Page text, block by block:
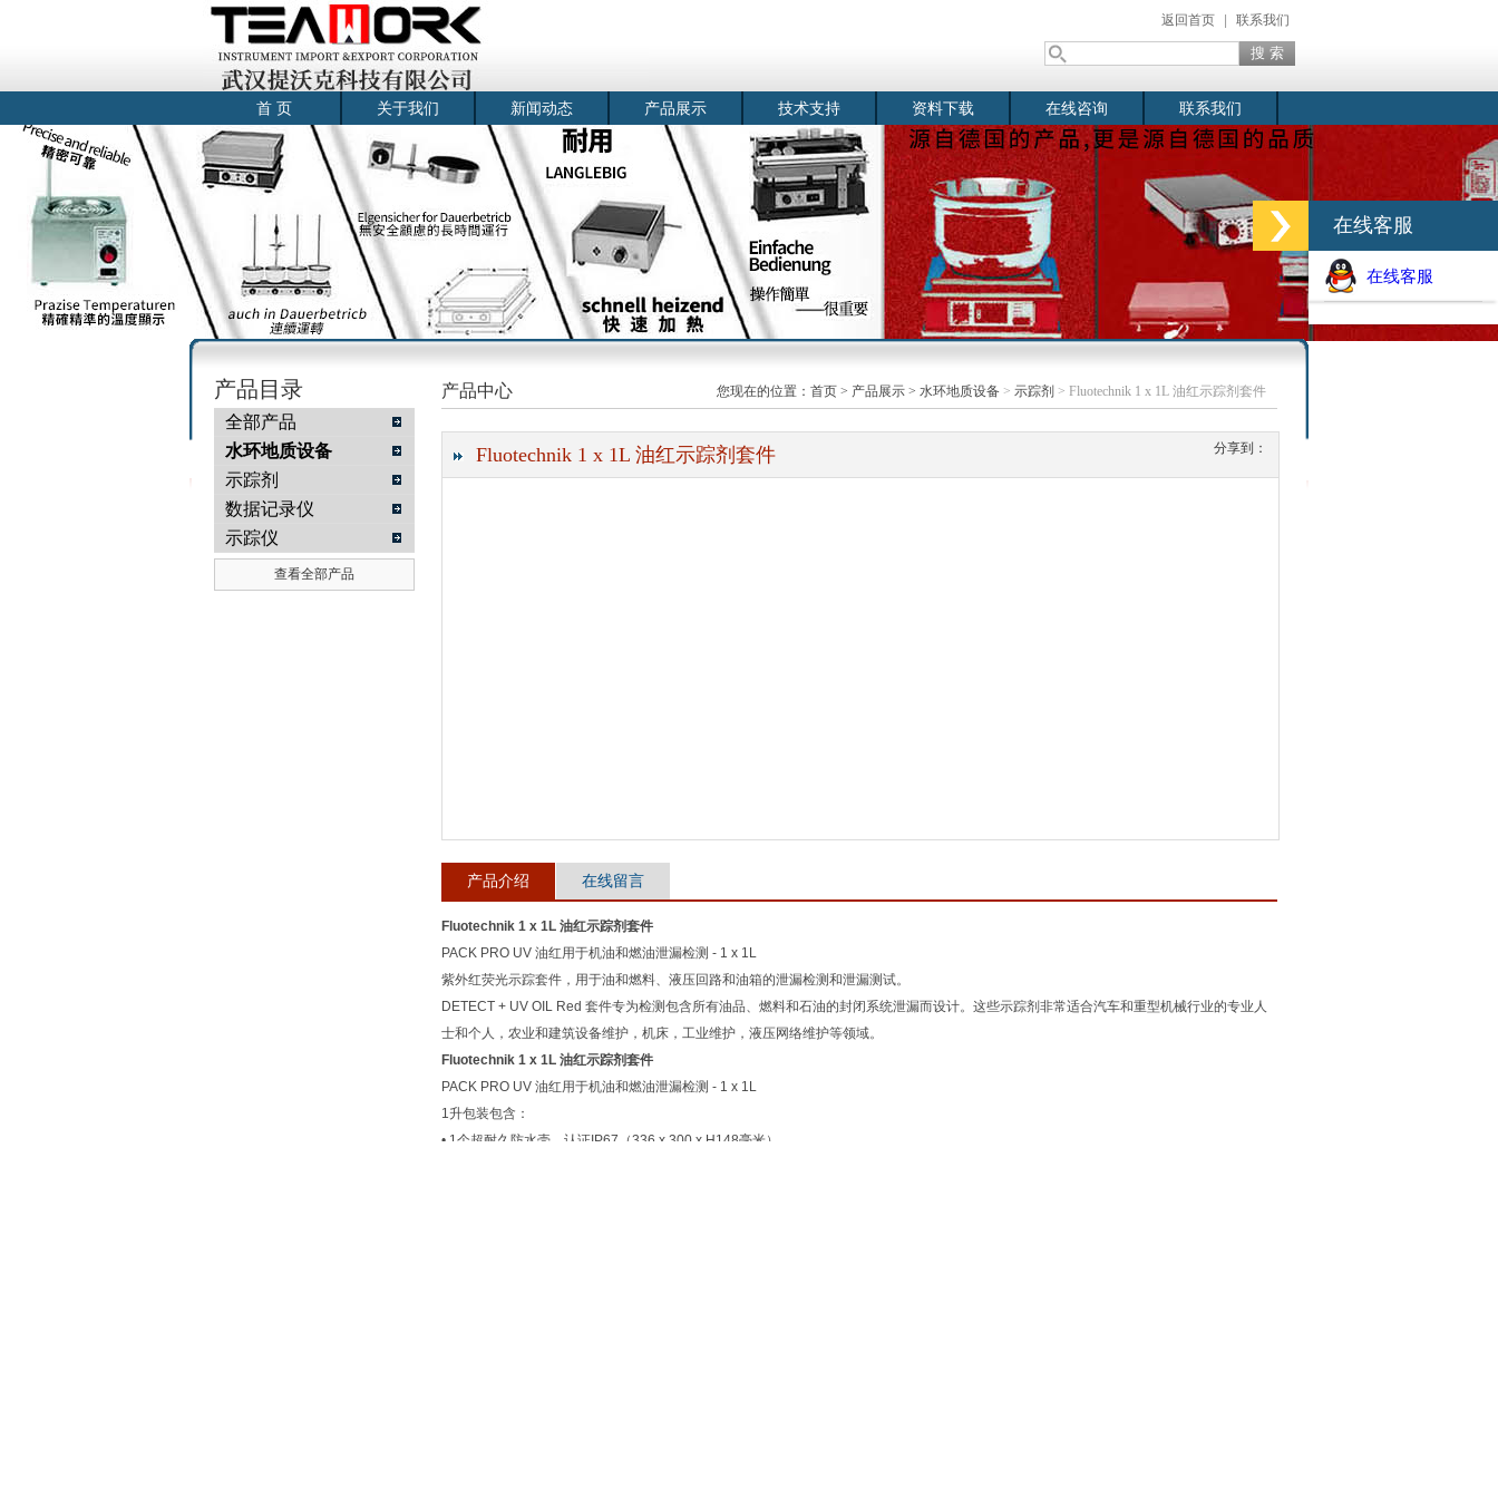
武汉提沃克科技有限公司
返回首页 联系我们
首 页 关于我们 新闻动态 产品展示 技术支持 资料下载 在线咨询 联系我们
产品目录
全部产品
水环地质设备
示踪剂
数据记录仪
示踪仪
查看全部产品
产品中心 您现在的位置： 首页 > 产品展示 > 水环地质设备 > 示踪剂 > Fluotechnik 1 x 1L 油红示踪剂套件
Fluotechnik 1 x 1L 油红示踪剂套件 分享到：
产品介绍 在线留言
Fluotechnik 1 x 1L 油红示踪剂套件
PACK PRO UV 油红用于机油和燃油泄漏检测 - 1 x 1L
紫外红荧光示踪套件，用于油和燃料、液压回路和油箱的泄漏检测和泄漏测试。
DETECT + UV OIL Red 套件专为检测包含所有油品、燃料和石油的封闭系统泄漏而设计。这些示踪剂非常适合汽车和重型机械行业的专业人
士和个人，农业和建筑设备维护，机床，工业维护，液压网络维护等领域。
Fluotechnik 1 x 1L 油红示踪剂套件
PACK PRO UV 油红用于机油和燃油泄漏检测 - 1 x 1L
1升包装包含：
• 1个超耐久防水壳，认证IP67（336 x 300 x H148毫米）
在线客服
在线客服